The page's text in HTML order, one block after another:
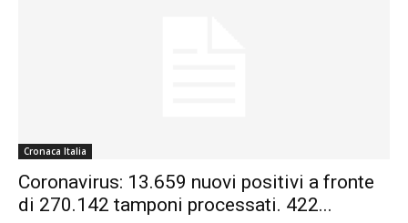
Cronaca Italia
Coronavirus: 13.659 nuovi positivi a fronte
di 270.142 tamponi processati. 422...